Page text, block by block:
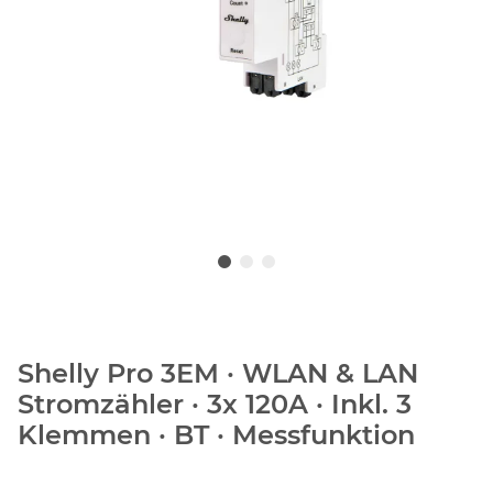
Shelly Pro 3EM · WLAN & LAN
Stromzähler · 3x 120A · Inkl. 3
Klemmen · BT · Messfunktion